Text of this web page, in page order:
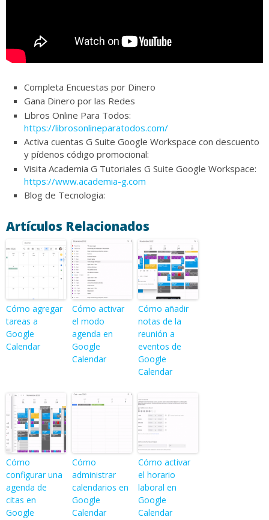
Completa Encuestas por Dinero
Gana Dinero por las Redes
Libros Online Para Todos:
https://librosonlineparatodos.com/
Activa cuentas G Suite Google Workspace con descuento
y pídenos código promocional:
Visita Academia G Tutoriales G Suite Google Workspace:
https://www.academia-g.com​​
Blog de Tecnologia:
Artículos Relacionados
Cómo agregar
tareas a
Google
Calendar
Cómo activar
el modo
agenda en
Google
Calendar
Cómo añadir
notas de la
reunión a
eventos de
Google
Calendar
Cómo
configurar una
agenda de
citas en
Google
Cómo
administrar
calendarios en
Google
Calendar
Cómo activar
el horario
laboral en
Google
Calendar